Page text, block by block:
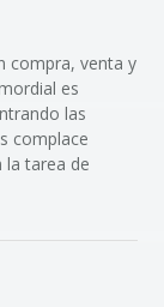
compra, venta y
es
las
complace
la tarea de